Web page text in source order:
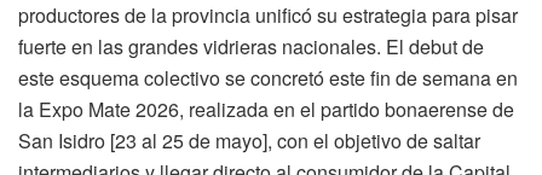
productores de la provincia unificó su estrategia para pisar
fuerte en las grandes vidrieras nacionales. El debut de
este esquema colectivo se concretó este fin de semana en
la Expo Mate 2026, realizada en el partido bonaerense de
San Isidro [23 al 25 de mayo], con el objetivo de saltar